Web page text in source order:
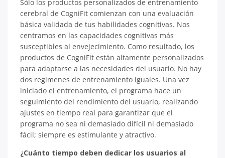
Sólo los productos personalizados de entrenamiento
cerebral de CogniFit comienzan con una evaluación
básica validada de tus habilidades cognitivas. Nos
centramos en las capacidades cognitivas más
susceptibles al envejecimiento. Como resultado, los
productos de CogniFit están altamente personalizados
para adaptarse a las necesidades del usuario. No hay
dos regímenes de entrenamiento iguales. Una vez
iniciado el entrenamiento, el programa hace un
seguimiento del rendimiento del usuario, realizando
ajustes en tiempo real para garantizar que el
programa no sea ni demasiado difícil ni demasiado
fácil; siempre es estimulante y atractivo.
¿Cuánto tiempo deben dedicar los usuarios al